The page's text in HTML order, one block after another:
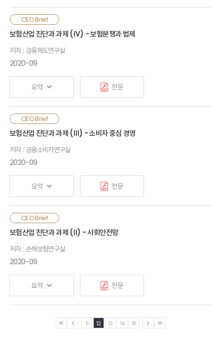
않음. 이를 계기로 일본 생명보험회사는 자본을 확충하고 자산 및
부채 듀레이션 갭을 축소하였으며, 통합위험관리시스템 도입 및
회사의 내재가치(Embedded Value) 공시 등을 통해 내·외부
규율을 강화하였고, 외형 성장보다는 수익성 개선을 위해 노력함
건전한 보험영업생태계 조성을 위해 취약한 내부통제 시스템,
공급자 중심의 판매방식을 개선할 필요가 있음. 보험회사는 강화된
내부통제시스템을 기초로 고객경험을 늘릴 수 있는 방향으로 상품
및 서비스 체계를 구축하고, 소비자 행태를 반영한 모집체계를
마련할 필요가 있음. 정책당국은 비대면 환경으로의 전환,
CEO Brief
보험산업 진단과 과제 (Ⅳ) - 보험분쟁과 법제
저자 : 금융제도연구실
2020-09
요약 전문
보험은 계약 및 급부의 특성으로 인해 일정부분 분쟁이 불가피한
측면이 있고, 보험금 누수 방지 및 약관 해석기준 정립 등 분쟁의
순기능도 있음. 따라서, 보험분쟁 자체를 부정적으로 보고 분쟁
건수를 감소시키는 데 주력하기보다, 발생한 분쟁을 합리적으로
해결할 수 있는 내용적·절차적 기준을 마련하는 것이 중요함. 또한,
할 필요가 있고, 보험사기의 경우 적발 이후 단계를 종합적으로
파악할 수 있는 시스템이 필요함
CEO Brief
보험산업 진단과 과제 (Ⅲ) - 소비자 중심 경영
저자 : 금융소비자연구실
2020-09
요약 전문
보험회사의 소비자보호 개선 노력에도 불구하고 이러한 노력이
소비자의 기대수준에는 미치지 못하는 것으로 보임. 보험회사와
소비자 간 간극을 좁히기 위해서는 판매행태 개선, 보상서비스
개선, 소비자 보험이해도 제고가 필요함. 첫째, 판매자 보상체계가
소비자와의 이해상충을 조장할 여지가 있는지 점검·개선해야 하며,
둘째, 보험상품 단순화를 통해 불필요한 오해나 분쟁을 예방할
소비자 주의환기, 이해도 제고 방법을 적극적으로 개발하고,
CEO Brief
보험산업 진단과 과제 (Ⅱ) - 사회안전망
저자 : 손해보험연구실
2020-09
요약 전문
고령사회 진입과 위험의 다변화에 따라 소득·건강 지원 및 실생활
안전을 위한 사회안전망으로써 보험산업의 역할 강화가 요구됨.
11 12 13 14 15